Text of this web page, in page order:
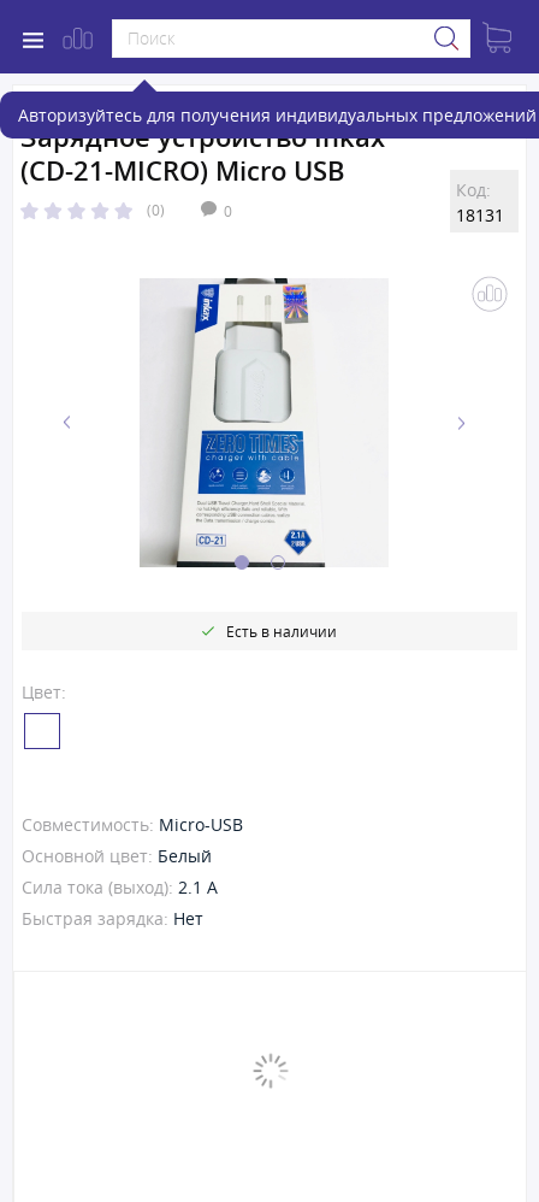
Авторизуйтесь для получения индивидуальных предложений
Зарядное устройство Inkax
(CD-21-MICRO) Micro USB
(0) 0
Код:
18131
Цвет:
Есть в наличии
Совместимость: Micro-USB
Основной цвет: Белый
Сила тока (выход): 2.1 A
Быстрая зарядка: Нет